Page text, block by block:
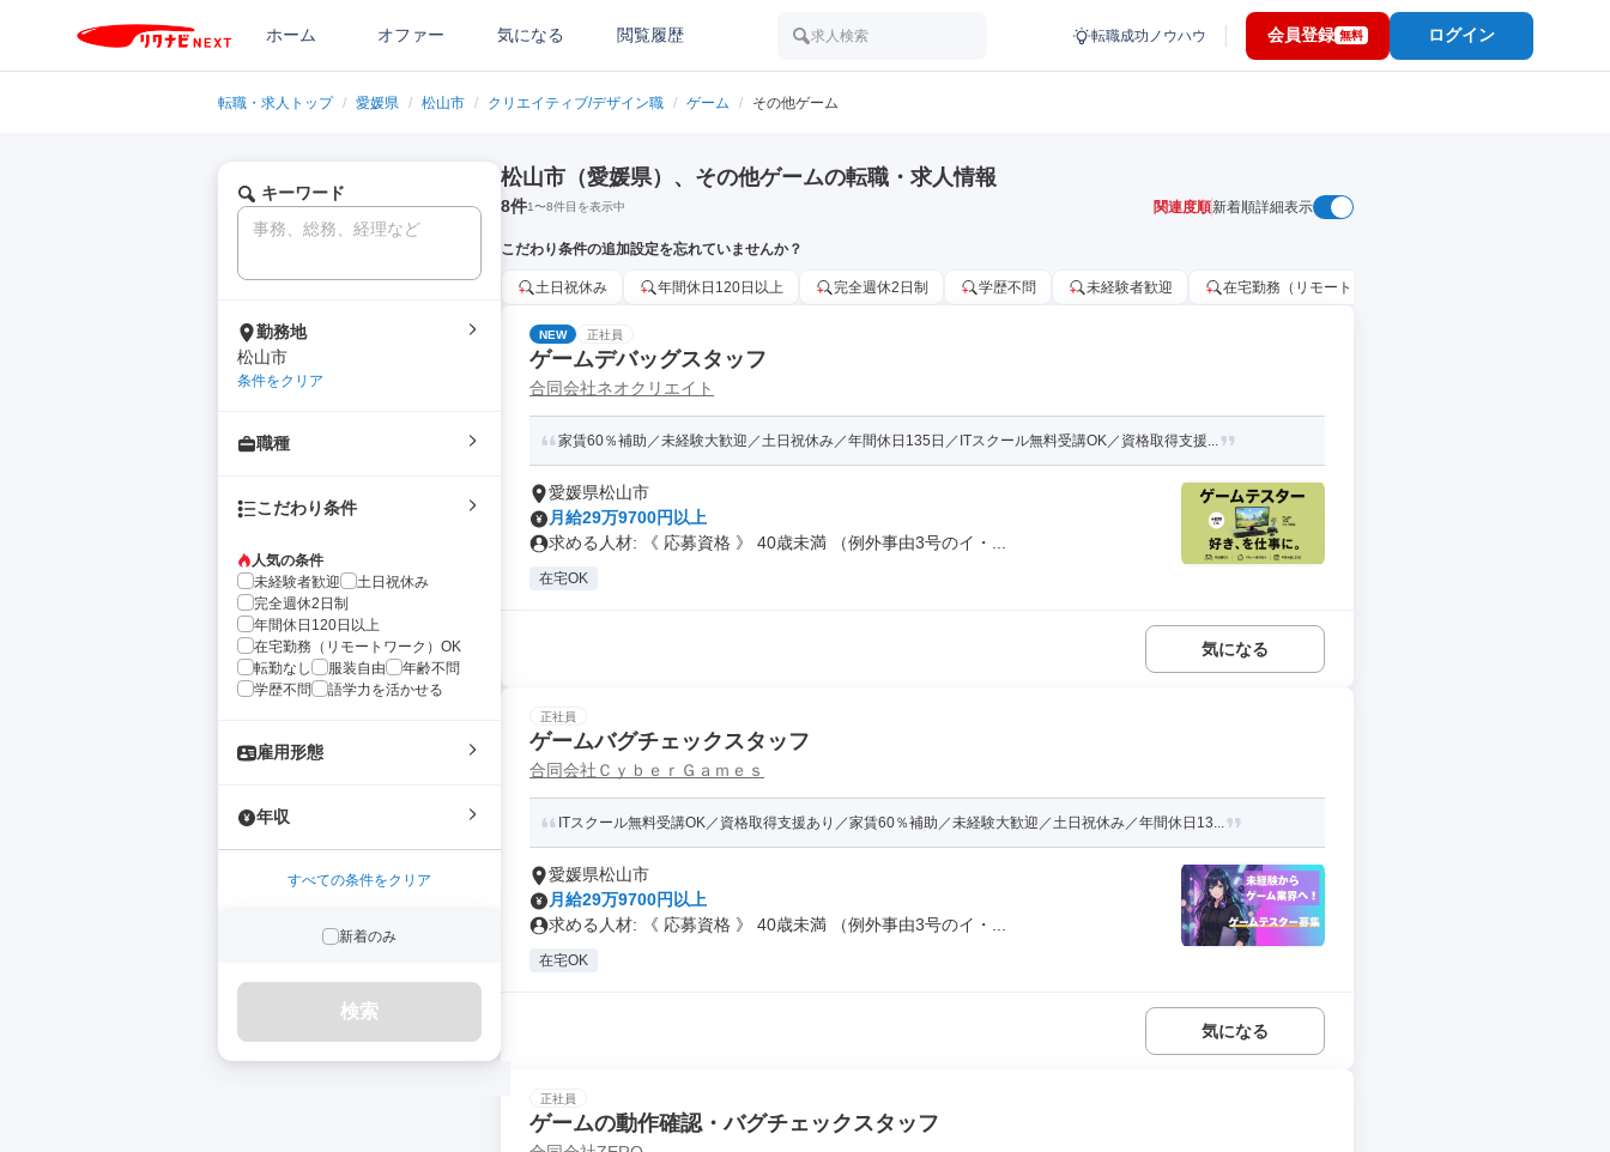
ホーム オファー 気になる 閲覧履歴 求人検索 転職成功ノウハウ 会員登録 無料 ログイン
転職・求人トップ / 愛媛県 / 松山市 / クリエイティブ/デザイン職 / ゲーム / その他ゲーム
キーワード
勤務地
松山市
条件をクリア
職種
こだわり条件
人気の条件
未経験者歓迎
土日祝休み
完全週休2日制
年間休日120日以上
在宅勤務（リモートワーク）OK
転勤なし
服装自由
年齢不問
学歴不問
語学力を活かせる
雇用形態
年収
すべての条件をクリア
新着のみ
検索
松山市（愛媛県）、その他ゲームの転職・求人情報
8件1〜8件目を表示中 関連度順新着順詳細表示
こだわり条件の追加設定を忘れていませんか？
土日祝休み 年間休日120日以上 完全週休2日制 学歴不問 未経験者歓迎 在宅勤務（リモートワーク）OK
NEW 正社員
ゲームデバッグスタッフ
合同会社ネオクリエイト
家賃60％補助／未経験大歓迎／土日祝休み／年間休日135日／ITスクール無料受講OK／資格取得支援...
愛媛県松山市
月給29万9700円以上
求める人材: 《 応募資格 》 40歳未満 （例外事由3号のイ・...
在宅OK
気になる
正社員
ゲームバグチェックスタッフ
合同会社ＣｙｂｅｒＧａｍｅｓ
ITスクール無料受講OK／資格取得支援あり／家賃60％補助／未経験大歓迎／土日祝休み／年間休日13...
愛媛県松山市
月給29万9700円以上
求める人材: 《 応募資格 》 40歳未満 （例外事由3号のイ・...
在宅OK
気になる
正社員
ゲームの動作確認・バグチェックスタッフ